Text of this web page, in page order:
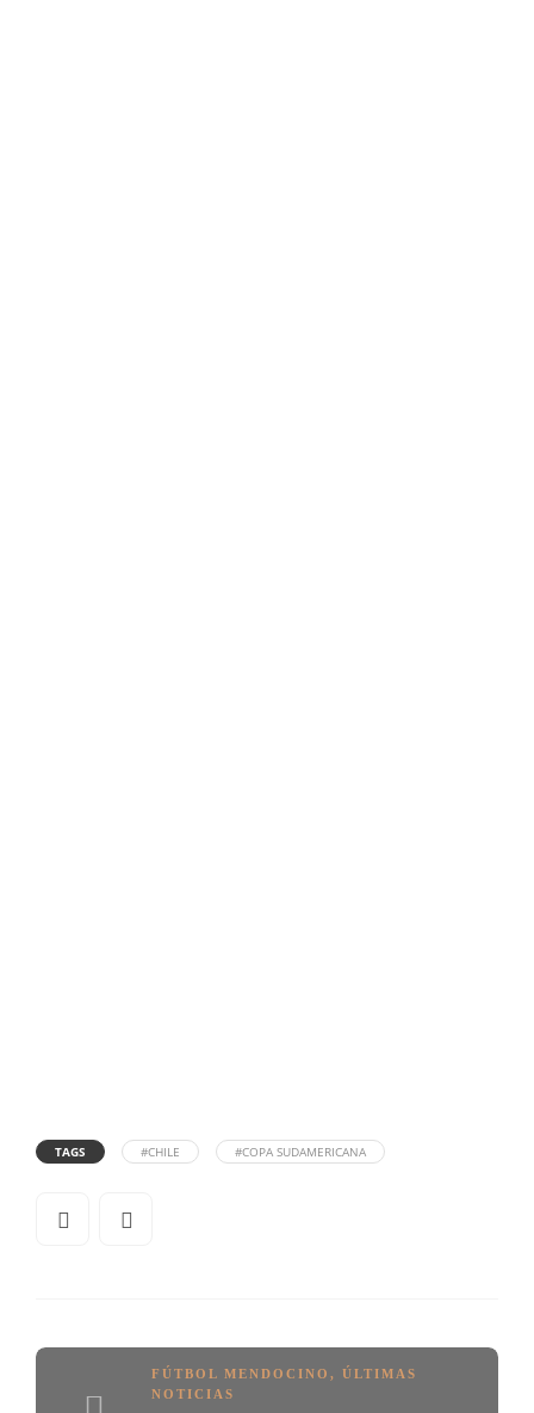
TAGS #CHILE #COPA SUDAMERICANA
FÚTBOL MENDOCINO , ÚLTIMAS
NOTICIAS